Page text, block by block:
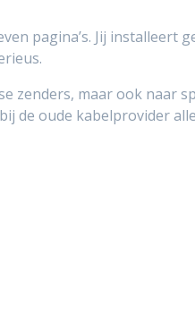
pagina’s. Jij installeert
zenders, maar ook naar
de oude kabelprovider